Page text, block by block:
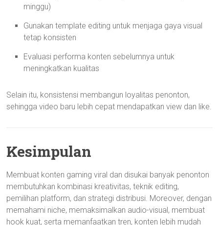
minggu)
Gunakan template editing untuk menjaga gaya visual
tetap konsisten
Evaluasi performa konten sebelumnya untuk
meningkatkan kualitas
Selain itu, konsistensi membangun loyalitas penonton,
sehingga video baru lebih cepat mendapatkan view dan like.
Kesimpulan
Membuat konten gaming viral dan disukai banyak penonton
membutuhkan kombinasi kreativitas, teknik editing,
pemilihan platform, dan strategi distribusi. Moreover, dengan
memahami niche, memaksimalkan audio-visual, membuat
hook kuat, serta memanfaatkan tren, konten lebih mudah